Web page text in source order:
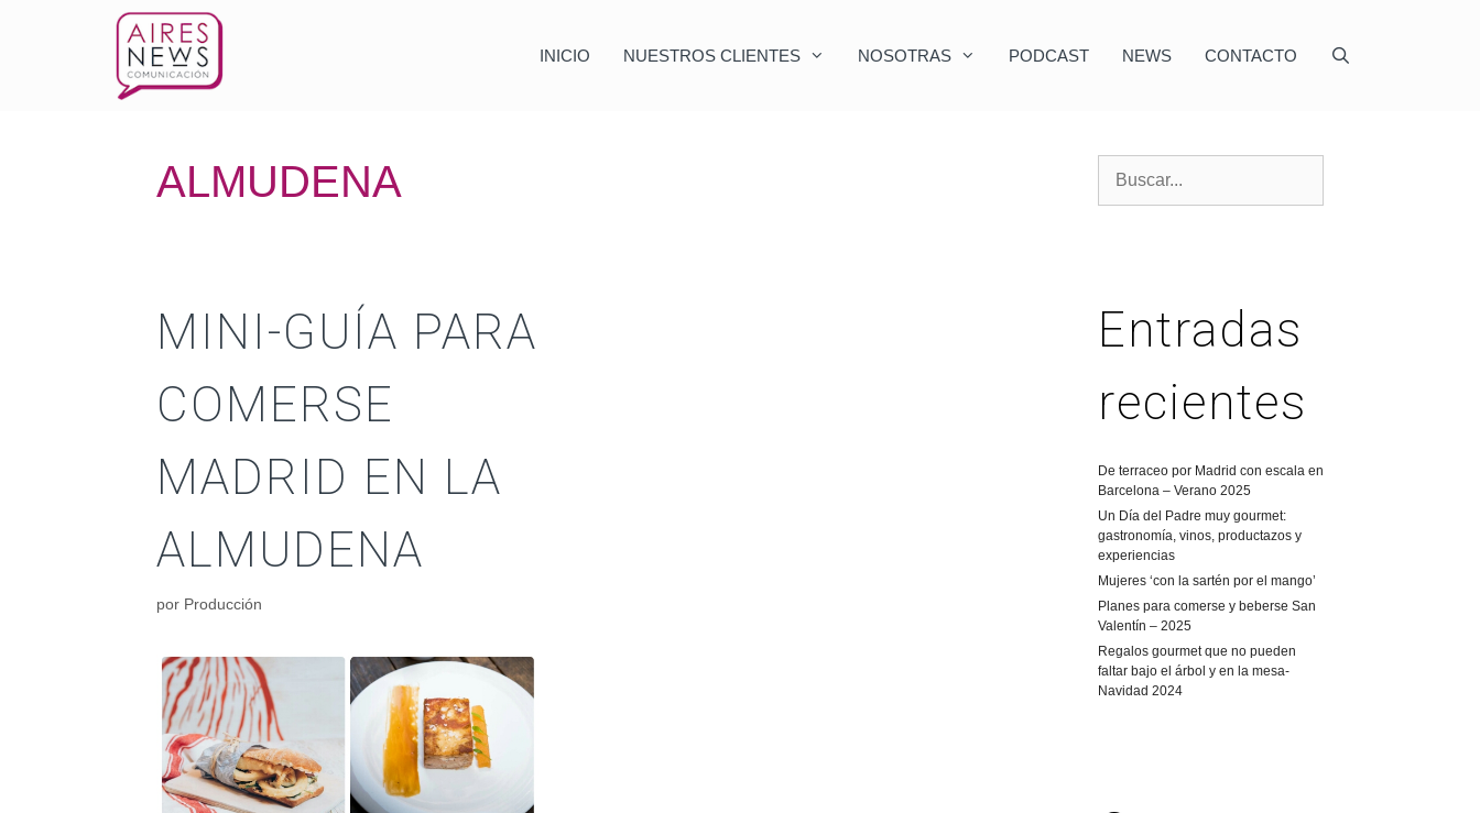
INICIO NUESTROS CLIENTES NOSOTRAS PODCAST NEWS CONTACTO
ALMUDENA
MINI-GUÍA PARA
COMERSE
MADRID EN LA
ALMUDENA
por Producción
Entradas
recientes
De terraceo por Madrid con escala en
Barcelona – Verano 2025
Un Día del Padre muy gourmet:
gastronomía, vinos, productazos y
experiencias
Mujeres ‘con la sartén por el mango’
Planes para comerse y beberse San
Valentín – 2025
Regalos gourmet que no pueden
faltar bajo el árbol y en la mesa-
Navidad 2024